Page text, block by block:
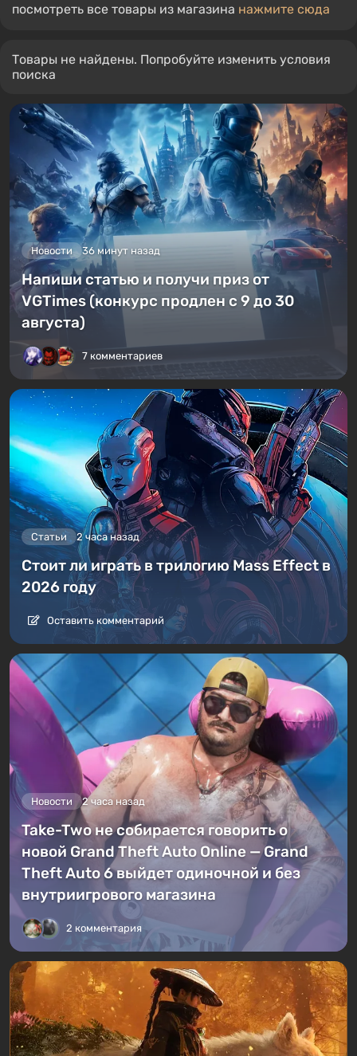
посмотреть все товары из магазина нажмите сюда
Товары не найдены. Попробуйте изменить условия
поиска
Новости 36 минут назад
Напиши статью и получи приз от
VGTimes (конкурс продлен с 9 до 30
августа)
7 комментариев
Статьи 2 часа назад
Стоит ли играть в трилогию Mass Effect в
2026 году
Оставить комментарий
Новости 2 часа назад
Take-Two не собирается говорить о
новой Grand Theft Auto Online — Grand
Theft Auto 6 выйдет одиночной и без
внутриигрового магазина
2 комментария